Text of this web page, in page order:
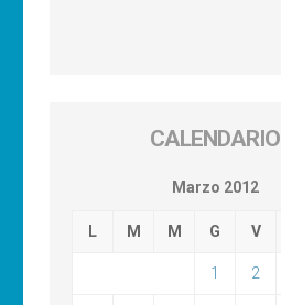
CALENDARIO
Marzo 2012
L M M G V
1 2